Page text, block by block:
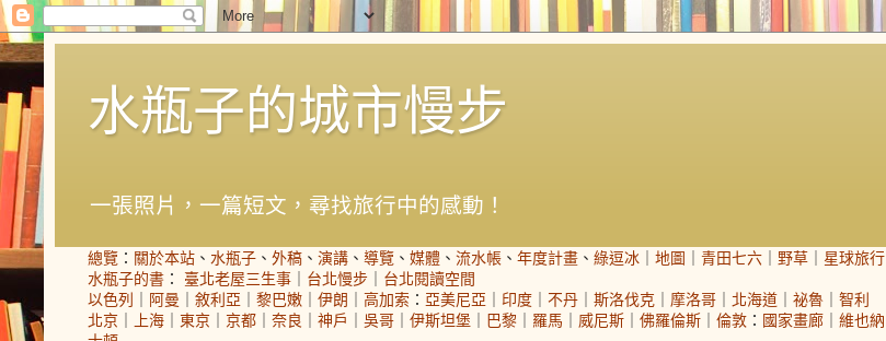
水瓶子的城市慢步
一張照片，一篇短文，尋找旅行中的感動！
總覽 ： 關於本站 、 水瓶子 、 外稿 、 演講 、 導覽 、 媒體 、 流水帳 、 年度計畫 、 綠逗冰 ｜ 地圖 ｜ 青田七六 ｜ 野草 ｜ 星球旅行
水瓶子的書 ： 臺北老屋三生事 ｜ 台北慢步 ｜ 台北閱讀空間
以色列 ｜ 阿曼 ｜ 敘利亞 ｜ 黎巴嫩 ｜ 伊朗 ｜ 高加索 ： 亞美尼亞 ｜ 印度 ｜ 不丹 ｜ 斯洛伐克 ｜ 摩洛哥 ｜ 北海道 ｜ 祕魯 ｜ 智利
北京 ｜ 上海 ｜ 東京 ｜ 京都 ｜ 奈良 ｜ 神戶 ｜ 吳哥 ｜ 伊斯坦堡 ｜ 巴黎 ｜ 羅馬 ｜ 威尼斯 ｜ 佛羅倫斯 ｜ 倫敦 ： 國家畫廊 ｜ 維也納